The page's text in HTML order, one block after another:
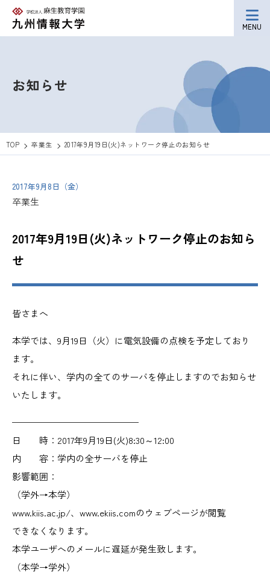
MENU
お知らせ
TOP 卒業生 2017年9月19日(火)ネットワーク停止のお知らせ
2017年9月8日（金）
卒業生
2017年9月19日(火)ネットワーク停止のお知ら
せ
皆さまへ
本学では、9月19日（火）に電気設備の点検を予定しており
ます。
それに伴い、学内の全てのサーバを停止しますのでお知らせ
いたします。
——————————————
日 時：2017年9月19日(火)8:30～12:00
内 容：学内の全サーバを停止
影響範囲：
（学外→本学）
www.kiis.ac.jp/、www.ekiis.comのウェブページが閲覧
できなくなります。
本学ユーザへのメールに遅延が発生致します。
（本学→学外）